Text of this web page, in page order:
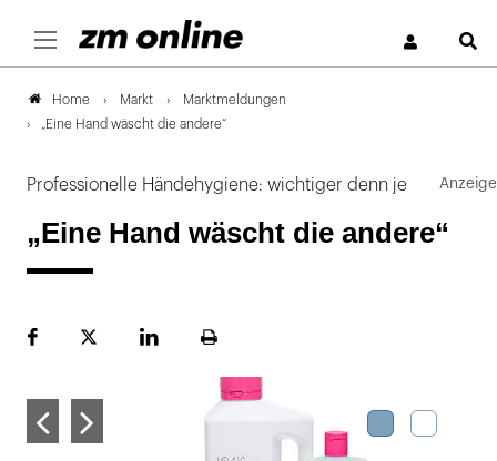
Home Markt
Marktmeldungen
„Eine Hand wäscht die andere“
Professionelle Händehygiene: wichtiger denn je
„Eine Hand wäscht die andere“
FacebookPlattformLinekdInSeite